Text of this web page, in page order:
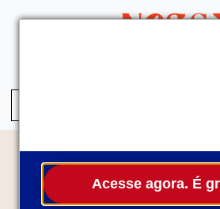
Acesse agora. É
Temas